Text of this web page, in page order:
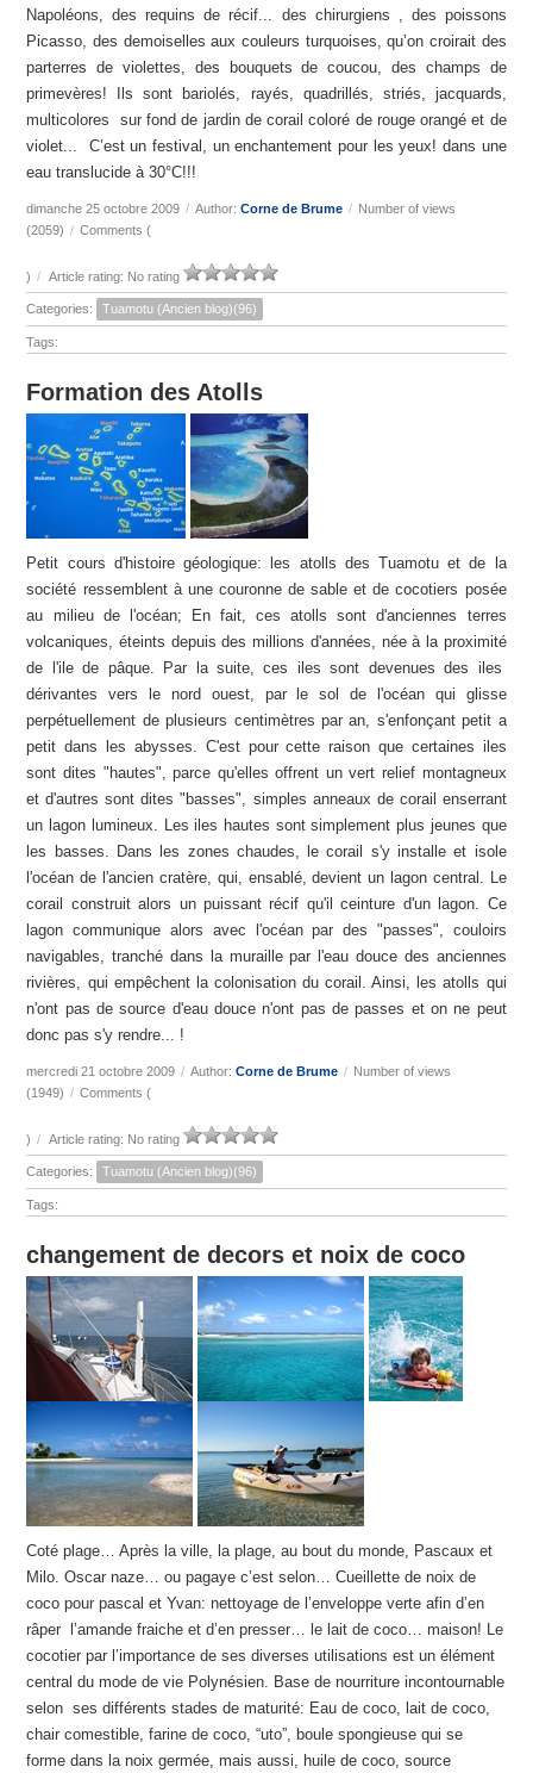
Napoléons, des requins de récif... des chirurgiens , des poissons
Picasso, des demoiselles aux couleurs turquoises, qu’on croirait des
parterres de violettes, des bouquets de coucou, des champs de
primevères! Ils sont bariolés, rayés, quadrillés, striés, jacquards,
multicolores sur fond de jardin de corail coloré de rouge orangé et de
violet... C’est un festival, un enchantement pour les yeux! dans une
eau translucide à 30°C!!!
dimanche 25 octobre 2009 / Author:Corne de Brume / Number of views
(2059) / Comments (
) / Article rating: No rating
Categories: Tuamotu (Ancien blog)(96)
Tags:
Formation des Atolls
Petit cours d'histoire géologique: les atolls des Tuamotu et de la
société ressemblent à une couronne de sable et de cocotiers posée
au milieu de l'océan; En fait, ces atolls sont d'anciennes terres
volcaniques, éteints depuis des millions d'années, née à la proximité
de l'ile de pâque. Par la suite, ces iles sont devenues des iles
dérivantes vers le nord ouest, par le sol de l'océan qui glisse
perpétuellement de plusieurs centimètres par an, s'enfonçant petit a
petit dans les abysses. C'est pour cette raison que certaines iles
sont dites "hautes", parce qu'elles offrent un vert relief montagneux
et d'autres sont dites "basses", simples anneaux de corail enserrant
un lagon lumineux. Les iles hautes sont simplement plus jeunes que
les basses. Dans les zones chaudes, le corail s'y installe et isole
l'océan de l'ancien cratère, qui, ensablé, devient un lagon central. Le
corail construit alors un puissant récif qu'il ceinture d'un lagon. Ce
lagon communique alors avec l'océan par des "passes", couloirs
navigables, tranché dans la muraille par l'eau douce des anciennes
rivières, qui empêchent la colonisation du corail. Ainsi, les atolls qui
n'ont pas de source d'eau douce n'ont pas de passes et on ne peut
donc pas s'y rendre... !
mercredi 21 octobre 2009 / Author:Corne de Brume / Number of views
(1949) / Comments (
) / Article rating: No rating
Categories: Tuamotu (Ancien blog)(96)
Tags:
changement de decors et noix de coco
Coté plage… Après la ville, la plage, au bout du monde, Pascaux et
Milo. Oscar naze… ou pagaye c’est selon… Cueillette de noix de
coco pour pascal et Yvan: nettoyage de l’enveloppe verte afin d’en
râper l’amande fraiche et d’en presser… le lait de coco… maison! Le
cocotier par l’importance de ses diverses utilisations est un élément
central du mode de vie Polynésien. Base de nourriture incontournable
selon ses différents stades de maturité: Eau de coco, lait de coco,
chair comestible, farine de coco, “uto”, boule spongieuse qui se
forme dans la noix germée, mais aussi, huile de coco, source